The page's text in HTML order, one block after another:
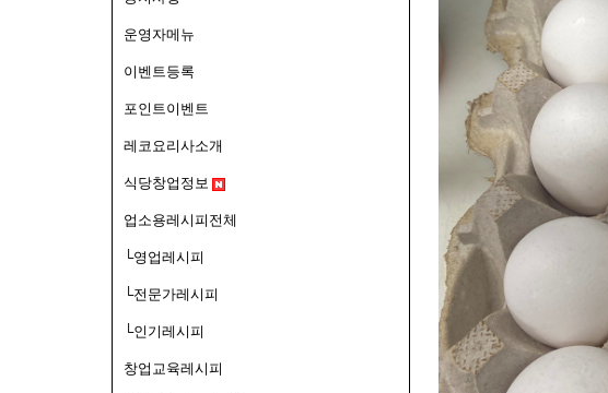
운영자메뉴
이벤트등록
포인트이벤트
레코요리사소개
식당창업정보
업소용레시피전체
└영업레시피
└전문가레시피
└인기레시피
창업교육레시피